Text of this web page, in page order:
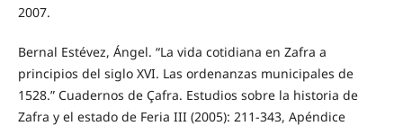
2007.
Bernal Estévez, Ángel. “La vida cotidiana en Zafra a
principios del siglo XVI. Las ordenanzas municipales de
1528.” Cuadernos de Çafra. Estudios sobre la historia de
Zafra y el estado de Feria III (2005): 211-343, Apéndice